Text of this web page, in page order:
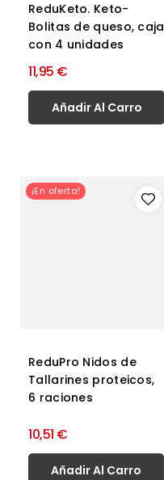
ReduKeto. Keto-
Bolitas de queso, caja
con 4 unidades
11,95 €
Añadir Al Carro
¡En oferta!
ReduPro Nidos de
Tallarines proteicos,
6 raciones
10,51 €
Añadir Al Carro